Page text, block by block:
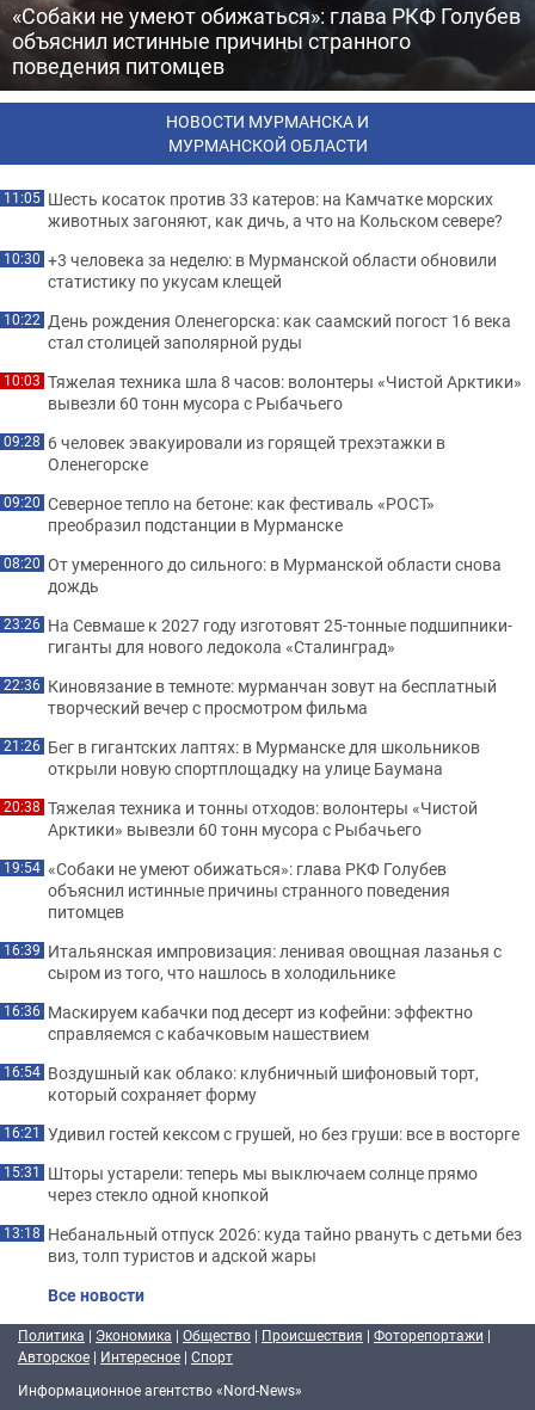
«Собаки не умеют обижаться»: глава РКФ Голубев
объяснил истинные причины странного
поведения питомцев
НОВОСТИ МУРМАНСКА И
МУРМАНСКОЙ ОБЛАСТИ
11:05 Шесть косаток против 33 катеров: на Камчатке морских
животных загоняют, как дичь, а что на Кольском севере?
10:30 +3 человека за неделю: в Мурманской области обновили
статистику по укусам клещей
10:22 День рождения Оленегорска: как саамский погост 16 века
стал столицей заполярной руды
10:03 Тяжелая техника шла 8 часов: волонтеры «Чистой Арктики»
вывезли 60 тонн мусора с Рыбачьего
09:28 6 человек эвакуировали из горящей трехэтажки в
Оленегорске
09:20 Северное тепло на бетоне: как фестиваль «РОСТ»
преобразил подстанции в Мурманске
08:20 От умеренного до сильного: в Мурманской области снова
дождь
23:26 На Севмаше к 2027 году изготовят 25-тонные подшипники-
гиганты для нового ледокола «Сталинград»
22:36 Киновязание в темноте: мурманчан зовут на бесплатный
творческий вечер с просмотром фильма
21:26 Бег в гигантских лаптях: в Мурманске для школьников
открыли новую спортплощадку на улице Баумана
20:38 Тяжелая техника и тонны отходов: волонтеры «Чистой
Арктики» вывезли 60 тонн мусора с Рыбачьего
19:54 «Собаки не умеют обижаться»: глава РКФ Голубев
объяснил истинные причины странного поведения
питомцев
16:39 Итальянская импровизация: ленивая овощная лазанья с
сыром из того, что нашлось в холодильнике
16:36 Маскируем кабачки под десерт из кофейни: эффектно
справляемся с кабачковым нашествием
16:54 Воздушный как облако: клубничный шифоновый торт,
который сохраняет форму
16:21 Удивил гостей кексом с грушей, но без груши: все в восторге
15:31 Шторы устарели: теперь мы выключаем солнце прямо
через стекло одной кнопкой
13:18 Небанальный отпуск 2026: куда тайно рвануть с детьми без
виз, толп туристов и адской жары
Все новости
Политика | Экономика | Общество | Происшествия | Фоторепортажи |
Авторское | Интересное | Спорт
Информационное агентство «Nord-News»